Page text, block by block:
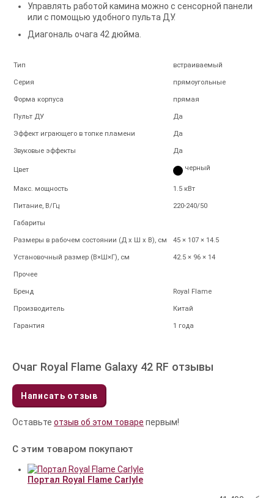
Управлять работой камина можно с сенсорной панели
или с помощью удобного пульта ДУ.
Диагональ очага 42 дюйма.
Тип встраиваемый
Серия прямоугольные
Форма корпуса прямая
Пульт ДУ Да
Эффект играющего в топке пламени Да
Звуковые эффекты Да
Цвет черный
Макс. мощность 1.5 кВт
Питание, В/Гц 220-240/50
Габариты
Размеры в рабочем состоянии (Д х Ш х В), см 45 × 107 × 14.5
Установочный размер (В×Ш×Г), см 42.5 × 96 × 14
Прочее
Бренд Royal Flame
Производитель Китай
Гарантия 1 года
Очаг Royal Flame Galaxy 42 RF отзывы
Написать отзыв
Оставьте отзыв об этом товаре первым!
С этим товаром покупают
Портал Royal Flame Carlyle